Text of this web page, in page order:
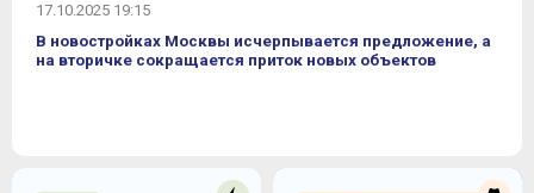
17.10.2025 19:15
В новостройках Москвы исчерпывается предложение, а
на вторичке сокращается приток новых объектов